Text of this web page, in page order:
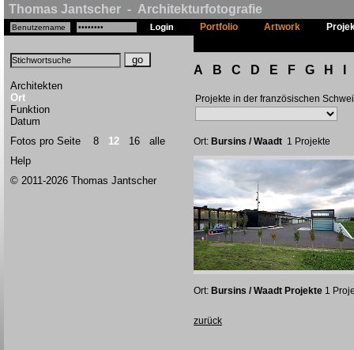
Thomas Jantscher - Architekturfotografie
Architekten
Ort
Funktion
Datum
Fotos pro Seite 8 12 16
alle
Help
© 2011-2026 Thomas Jantscher
Portfolio Artwork
A B C D E F G H
Projekte in der französischen
Ort: Bursins / Waadt 1 Projekte
Ort: Bursins / Waadt Projekte 1
zurück